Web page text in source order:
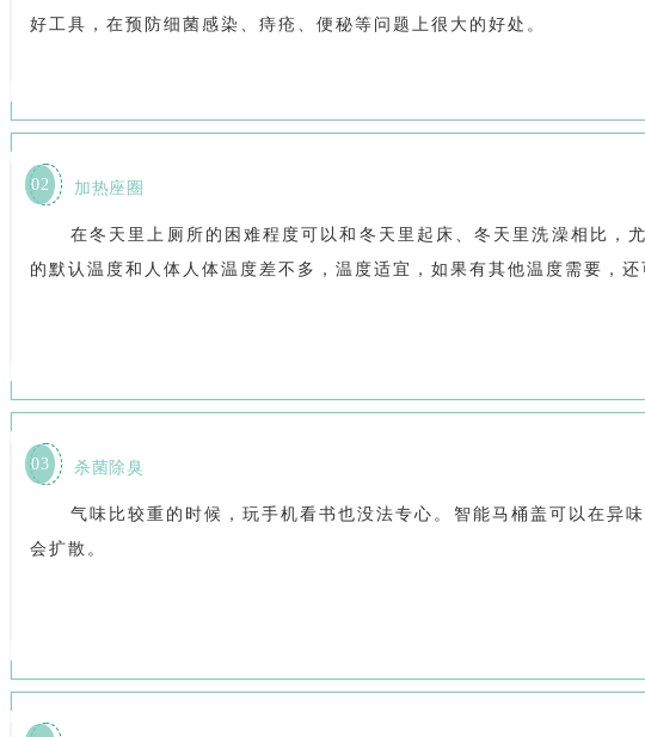
好工具，在预防细菌感染、痔疮、便秘等问题上很大的好处。
02 加热座圈
在冬天里上厕所的困难程度可以和冬天里起床、冬天里洗澡相比，
的默认温度和人体人体温度差不多，温度适宜，如果有其他温度需要，还
03 杀菌除臭
气味比较重的时候，玩手机看书也没法专心。智能马桶盖可以在异
会扩散。